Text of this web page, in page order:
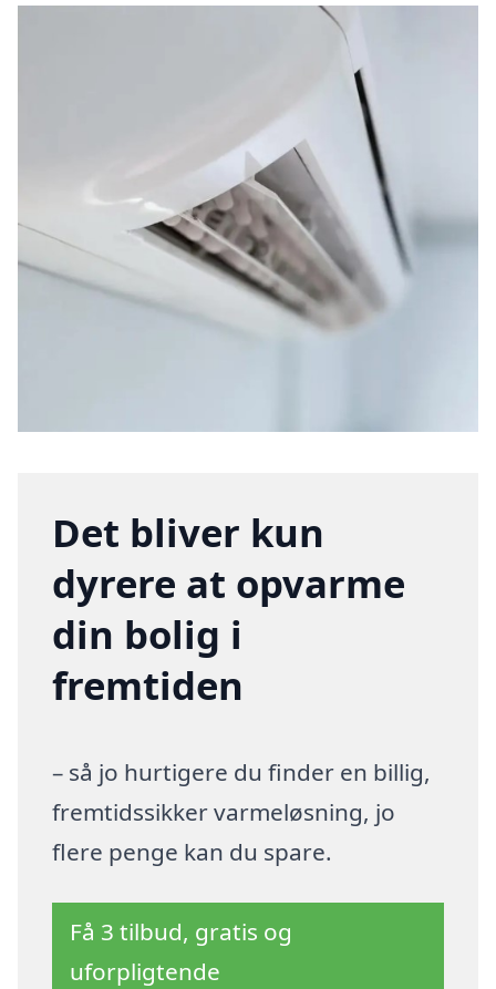
Det bliver kun
dyrere at opvarme
din bolig i
fremtiden
– så jo hurtigere du finder en billig,
fremtidssikker varmeløsning, jo
flere penge kan du spare.
Få 3 tilbud, gratis og
uforpligtende